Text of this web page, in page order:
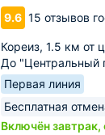
9.6 15 отзывов
Кореиз, 1.5 км от
До "Центральный
Первая линия
Бесплатная
Включён